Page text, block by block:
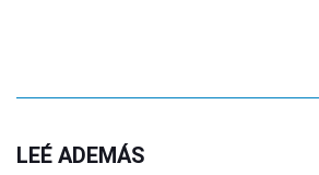
LEÉ ADEMÁS